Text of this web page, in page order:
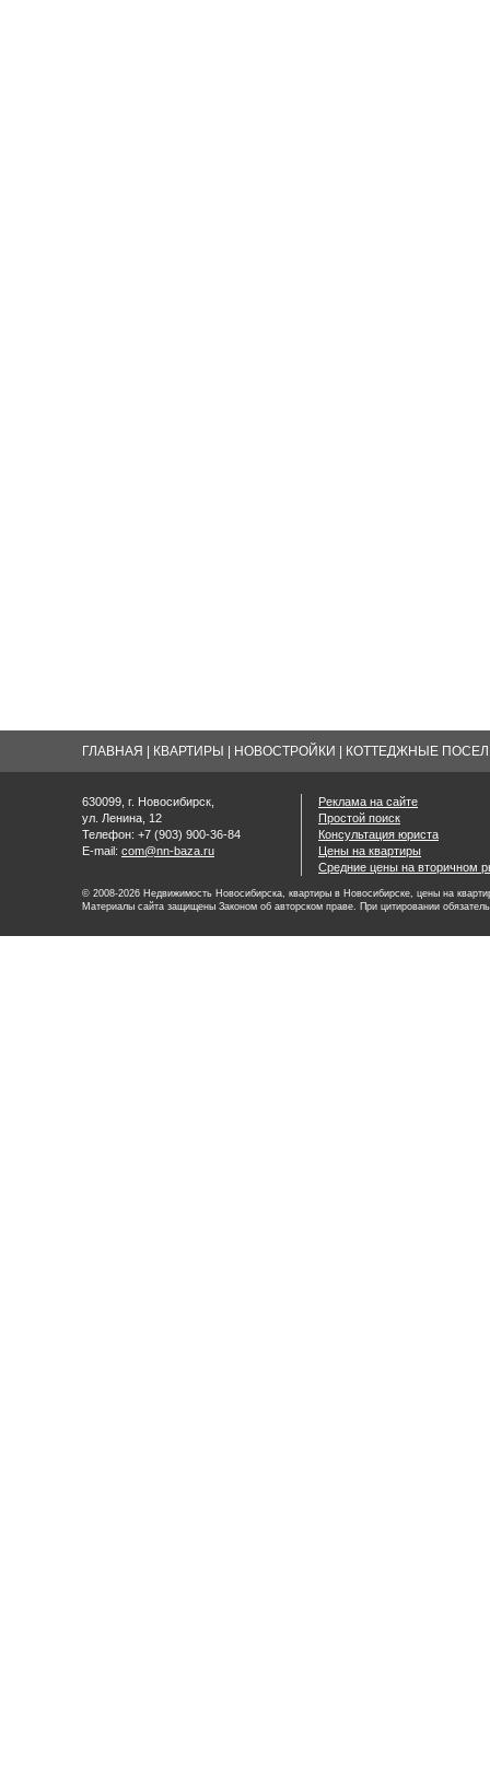
ГЛАВНАЯ КВАРТИРЫ НОВОСТРОЙКИ КОТТЕДЖНЫЕ
630099, г. Новосибирск,
ул. Ленина, 12
Телефон: +7 (903) 900-36-84
E-mail: com@nn-baza.ru
Реклама на сайте
Простой поиск
Консультация юриста
Цены на квартиры
Средние цены на вторичном
© 2008-2026 Недвижимость Новосибирска, квартиры в Новосибирске, цены на
Материалы сайта защищены Законом об авторском праве. При цитировании